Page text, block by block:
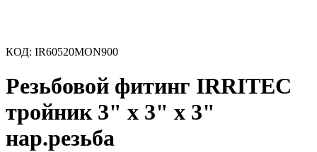
КОД: IR60520MON900
Резьбовой фитинг IRRITEC
тройник 3" х 3" х 3"
нар.резьба